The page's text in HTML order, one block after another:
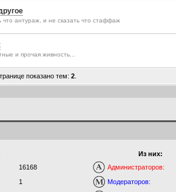
что антураж, и не сказать что стаффаж
и прочая живность...
показано тем: 2
16168
1
Из них:
Администраторов:
Модераторов: